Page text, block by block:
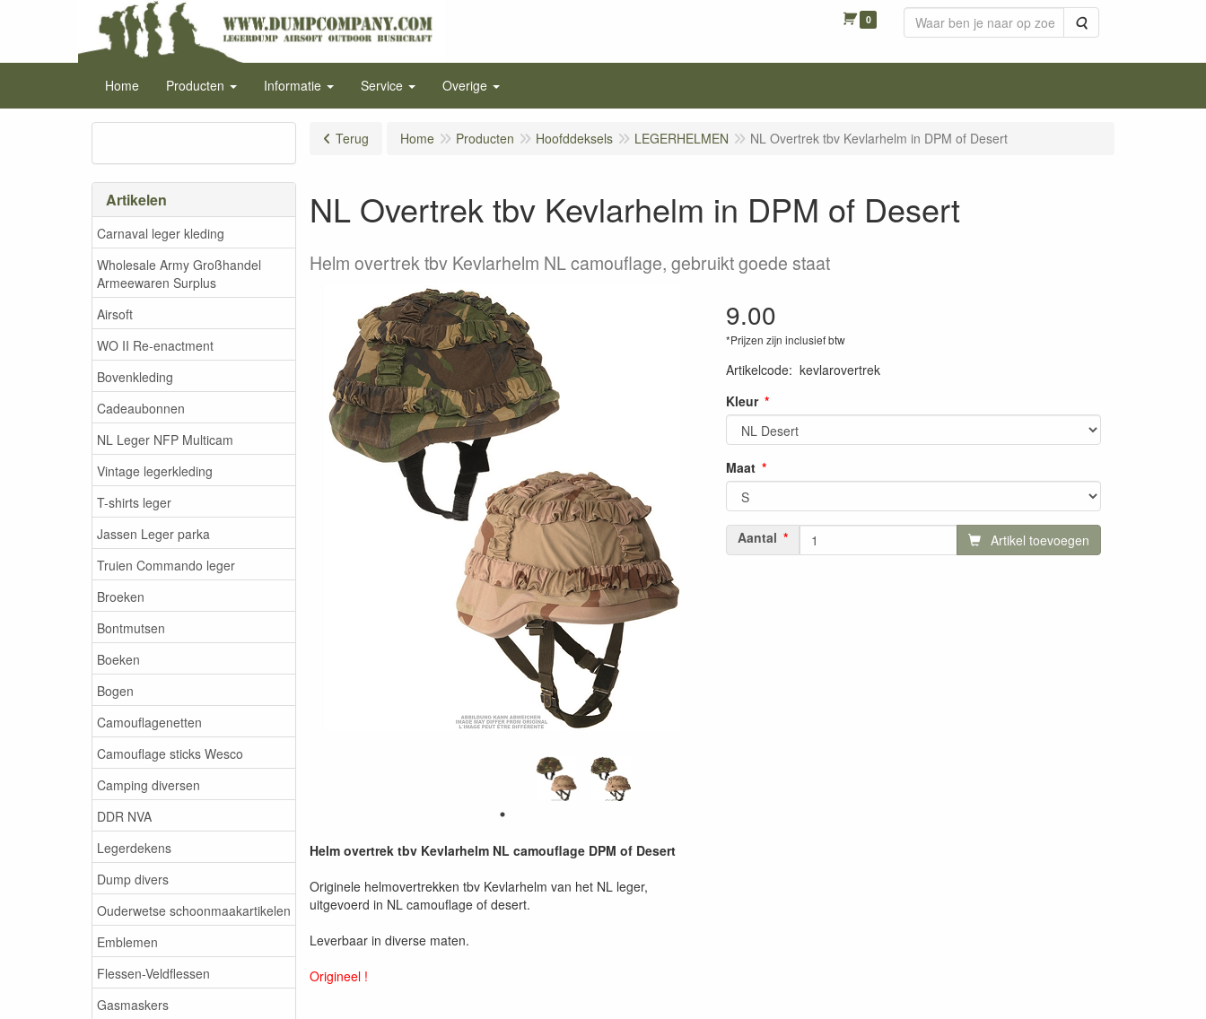
0 Zoeken
Home Producten Informatie Service Overige
Artikelen
Carnaval leger kleding
Wholesale Army Großhandel
Armeewaren Surplus
Airsoft
WO II Re-enactment
Bovenkleding
Cadeaubonnen
NL Leger NFP Multicam
Vintage legerkleding
T-shirts leger
Jassen Leger parka
Truien Commando leger
Broeken
Bontmutsen
Boeken
Bogen
Camouflagenetten
Camouflage sticks Wesco
Camping diversen
DDR NVA
Legerdekens
Dump divers
Ouderwetse schoonmaakartikelen
Emblemen
Flessen-Veldflessen
Gasmaskers
Terug Home Producten Hoofddeksels LEGERHELMEN NL Overtrek tbv Kevlarhelm in DPM of Desert
NL Overtrek tbv Kevlarhelm in DPM of Desert
Helm overtrek tbv Kevlarhelm NL camouflage, gebruikt goede staat
9.00
*Prijzen zijn inclusief btw
Artikelcode: kevlarovertrek
Kleur
Maat
Aantal Artikel toevoegen
Helm overtrek tbv Kevlarhelm NL camouflage DPM of Desert
Originele helmovertrekken tbv Kevlarhelm van het NL leger,
uitgevoerd in NL camouflage of desert.
Leverbaar in diverse maten.
Origineel !